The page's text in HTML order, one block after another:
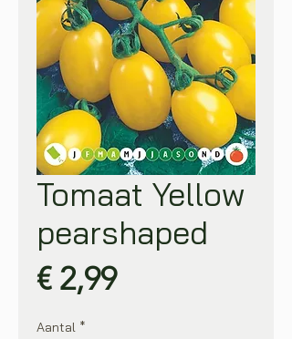
Tomaat Yellow
pearshaped
€ 2,99Prijs
Aantal *